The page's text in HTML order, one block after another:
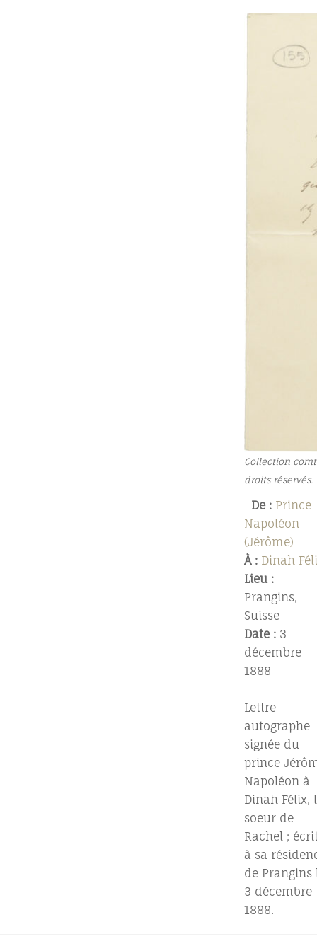
Collection
droits réservés.
De : Prince
Napoléon
(Jérôme)
À : Dinah
Lieu :
Prangins,
Suisse
Date : 3
décembre
1888
Lettre
autographe
signée du
prince
Napoléon à
Dinah Félix,
soeur de
Rachel ;
à sa
de Prangins
3 décembre
1888.